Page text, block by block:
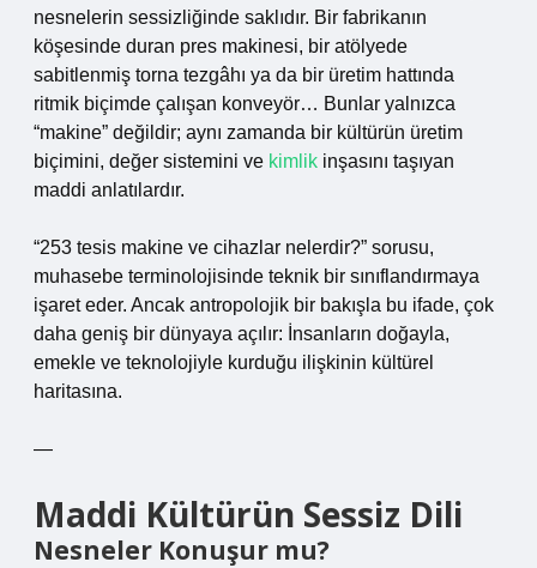
nesnelerin sessizliğinde saklıdır. Bir fabrikanın
köşesinde duran pres makinesi, bir atölyede
sabitlenmiş torna tezgâhı ya da bir üretim hattında
ritmik biçimde çalışan konveyör… Bunlar yalnızca
“makine” değildir; aynı zamanda bir kültürün üretim
biçimini, değer sistemini ve kimlik inşasını taşıyan
maddi anlatılardır.
“253 tesis makine ve cihazlar nelerdir?” sorusu,
muhasebe terminolojisinde teknik bir sınıflandırmaya
işaret eder. Ancak antropolojik bir bakışla bu ifade, çok
daha geniş bir dünyaya açılır: İnsanların doğayla,
emekle ve teknolojiyle kurduğu ilişkinin kültürel
haritasına.
—
Maddi Kültürün Sessiz Dili
Nesneler Konuşur mu?